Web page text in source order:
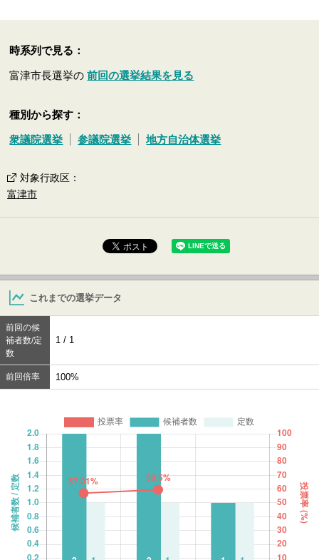
時系列で見る：
富津市長選挙の前回の選挙結果を見る
種別から探す：
衆議院選挙 参議院選挙 地方自治体選挙
対象行政区 ：
富津市
これまでの選挙データ
前回の候
補者数/定
数
1 / 1
前回倍率 100%